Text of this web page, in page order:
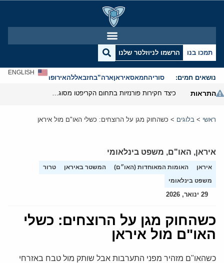
תמכו בנו הרשמו לניוזלטר שלנו
נושאים חמים: סוריהחמאסאיראןארה”בחזבאללהאירופהאנטישמיות
ENGLISH
התראות
ראשי > בלוגים > כשהחוק מגן על הרוצחים: כשלי האו"ם מול איראן
איראן, האו"ם, משפט בינלאומי
איראן האומות המאוחדות (האו״ם) המשטר באיראן
טרור
משפט בינלאומי
29 ינואר, 2026
כשהחוק מגן על הרוצחים: כשלי
האו"ם מול איראן
כשהאו"ם מזהיר מפני התערבות אבל שותק מול טבח באזרחי